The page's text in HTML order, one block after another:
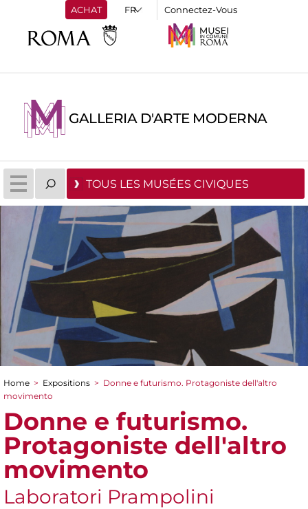
ACHAT Connectez-Vous
GALLERIA D'ARTE MODERNA
TOUS LES MUSÉES CIVIQUES
You are here
Home > Expositions > Donne e futurismo. Protagoniste dell'altro
movimento
Donne e futurismo.
Protagoniste dell'altro
movimento
Laboratori Prampolini